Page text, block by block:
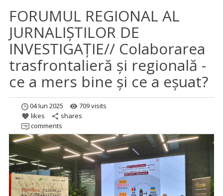
FORUMUL REGIONAL AL
JURNALIȘTILOR DE
INVESTIGAȚIE// Colaborarea
trasfrontalieră și regională -
ce a mers bine și ce a eșuat?
04 Iun 2025 remove_red_eye 709 visits
favorite likes share shares
comments